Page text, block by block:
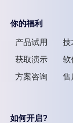
你的福利
产品试用
获取演示
方案咨询
技
软
售
如何开启?